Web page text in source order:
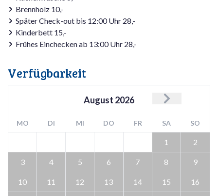
Brennholz 10,-
Später Check-out bis 12:00 Uhr 28,-
Kinderbett 15,-
Frühes Einchecken ab 13:00 Uhr 28,-
Verfügbarkeit
August 2026
MO DI MI DO FR SA SO
1 2
3 4 5 6 7 8 9
10 11 12 13 14 15 16